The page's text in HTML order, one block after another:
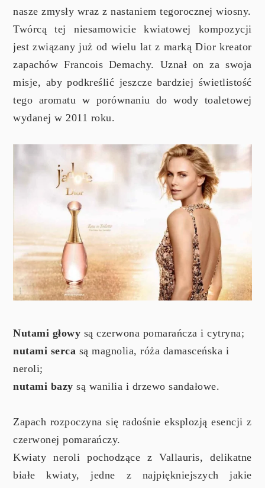
nasze zmysły wraz z nastaniem tegorocznej wiosny.
Twórcą tej niesamowicie kwiatowej kompozycji
jest związany już od wielu lat z marką Dior kreator
zapachów Francois Demachy. Uznał on za swoja
misje, aby podkreślić jeszcze bardziej świetlistość
tego aromatu w porównaniu do wody toaletowej
wydanej w 2011 roku.
Nutami głowy są czerwona pomarańcza i cytryna;
nutami serca są magnolia, róża damasceńska i
neroli;
nutami bazy są wanilia i drzewo sandałowe.
Zapach rozpoczyna się radośnie eksplozją esencji z
czerwonej pomarańczy.
Kwiaty neroli pochodzące z Vallauris, delikatne
białe kwiaty, jedne z najpiękniejszych jakie